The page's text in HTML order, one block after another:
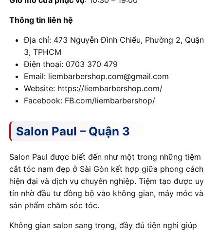
Thông tin liên hệ
Địa chỉ: 473 Nguyễn Đình Chiểu, Phường 2, Quận
3, TPHCM
Điện thoại: 0703 370 479
Email: liembarbershop.com@gmail.com
Website: https://liembarbershop.com/
Facebook: FB.com/liembarbershop/
Salon Paul – Quận 3
Salon Paul được biết đến như một trong những tiệm
cắt tóc nam đẹp ở Sài Gòn kết hợp giữa phong cách
hiện đại và dịch vụ chuyên nghiệp. Tiệm tạo được uy
tín nhờ đầu tư đồng bộ vào không gian, máy móc và
sản phẩm chăm sóc tóc.
Không gian salon sang trọng, đầy đủ tiện nghi giúp